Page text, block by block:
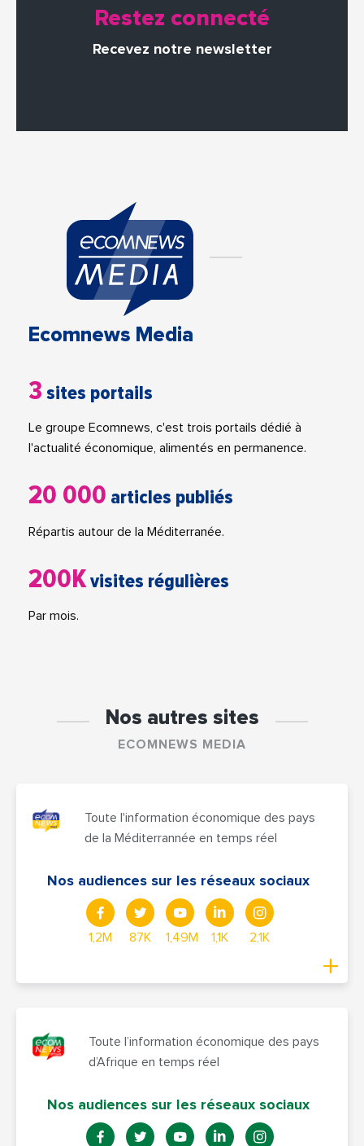
Restez connecté
Recevez notre newsletter
Ecomnews Media
3 sites portails
Le groupe Ecomnews, c'est trois portails dédié à
l'actualité économique, alimentés en permanence.
20 000 articles publiés
Répartis autour de la Méditerranée.
200Kvisites régulières
Par mois.
Nos autres sites
ECOMNEWS MEDIA
Toute l'information économique des pays
de la Méditerrannée en temps réel
Nos audiences sur les réseaux sociaux
1,2M 87K 1,49M 1,1K 2,1K
Toute l’information économique des pays
d’Afrique en temps réel
Nos audiences sur les réseaux sociaux